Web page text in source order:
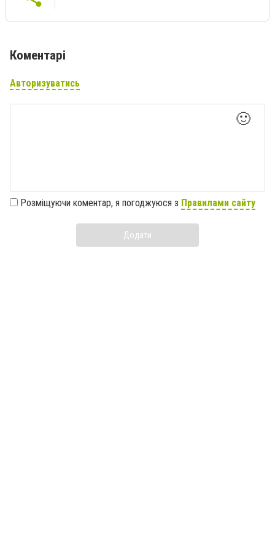
Коментарі
Авторизуватись
🙂
Розміщуючи коментар, я погоджуюся з Правилами сайту
Додати